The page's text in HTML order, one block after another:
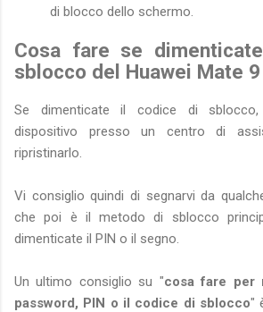
di blocco dello schermo.
Cosa fare se
sblocco del Huawei Mate 9
Se dimenticate il codice di
dispositivo presso un centro di
ripristinarlo.
Vi consiglio quindi di segnarvi da
che poi è il metodo di sblocco
dimenticate il PIN o il segno.
Un ultimo consiglio su "cosa fare per
password, PIN o il codice di sblocco"